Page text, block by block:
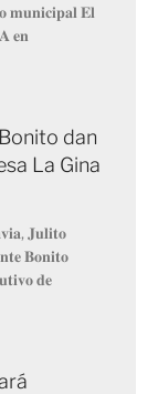
𝐦𝐮𝐧𝐢𝐜𝐢𝐩𝐚𝐥 𝐄𝐥
𝐞𝐧
dan
La Gina
𝐉𝐮𝐥𝐢𝐭𝐨
𝐁𝐨𝐧𝐢𝐭𝐨
𝐝𝐞